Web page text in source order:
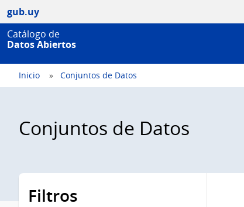
gub.uy
Catálogo de
Datos Abiertos
Inicio Conjuntos de Datos
Conjuntos de Datos
Filtros